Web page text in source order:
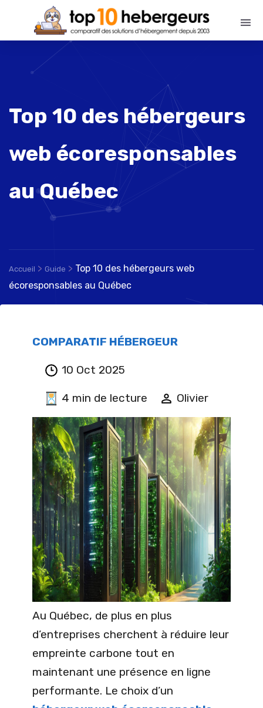
Top 10 des hébergeurs
web écoresponsables
au Québec
Accueil > Guide > Top 10 des hébergeurs web
écoresponsables au Québec
COMPARATIF HÉBERGEUR
10 Oct 2025
4 min de lecture Olivier
Au Québec, de plus en plus
d’entreprises cherchent à réduire leur
empreinte carbone tout en
maintenant une présence en ligne
performante. Le choix d’un